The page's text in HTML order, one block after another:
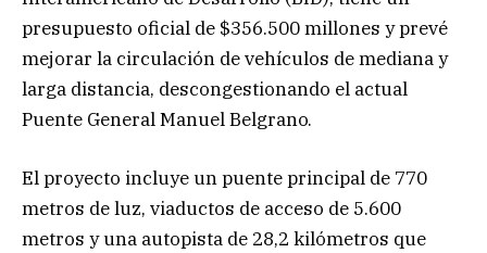
presupuesto oficial de $356.500 millones y prevé
mejorar la circulación de vehículos de mediana y
larga distancia, descongestionando el actual
Puente General Manuel Belgrano.
El proyecto incluye un puente principal de 770
metros de luz, viaductos de acceso de 5.600
metros y una autopista de 28,2 kilómetros que